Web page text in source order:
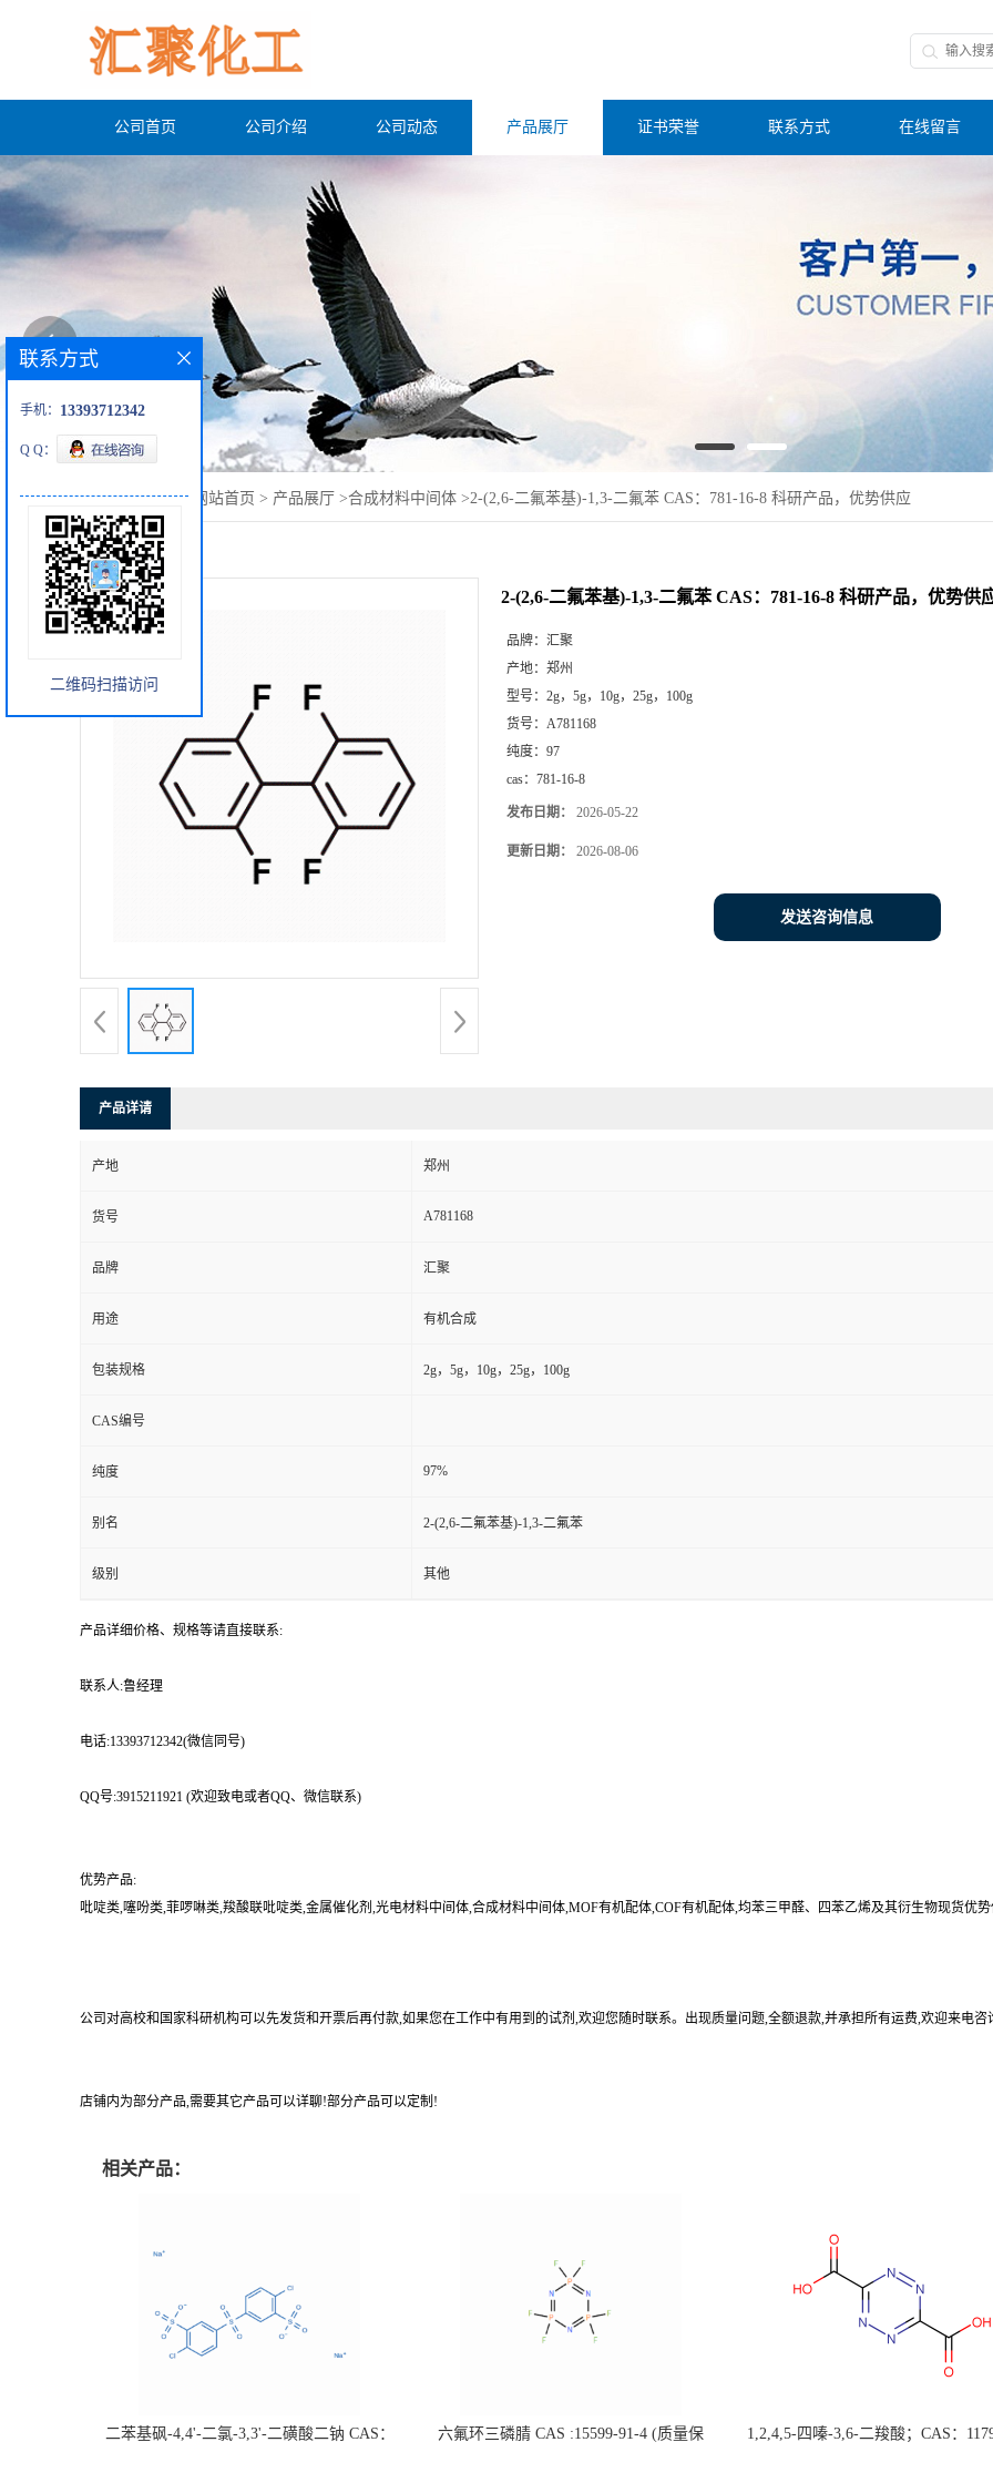
公司首页 公司介绍 公司动态 产品展厅 证书荣誉 联系方式 在线留言
您当前的位置： 网站首页 > 产品展厅 >合成材料中间体 >2-(2,6-二氟苯基)-1,3-二氟苯 CAS：781-16-8 科研产品，优势供应
2-(2,6-二氟苯基)-1,3-二氟苯 CAS：781-16-8 科研产品，优势供
品牌： 汇聚
产地： 郑州
型号： 2g，5g，10g，25g，100g
货号： A781168
纯度： 97
cas： 781-16-8
发布日期： 2026-05-22
更新日期： 2026-08-06
发送咨询信息
产品详请
产地 郑州
货号 A781168
品牌 汇聚
用途 有机合成
包装规格 2g，5g，10g，25g，100g
CAS编号
纯度 97%
别名 2-(2,6-二氟苯基)-1,3-二氟苯
级别 其他
产品详细价格、规格等请直接联系:
联系人:鲁经理
电话:13393712342(微信同号)
QQ号:3915211921 (欢迎致电或者QQ、微信联系)
优势产品:
吡啶类,噻吩类,菲啰啉类,羧酸联吡啶类,金属催化剂,光电材料中间体,合成材料中间体,MOF有机配体,COF有机配体,均苯三甲醛、四苯乙烯及其衍生物现货优
公司对高校和国家科研机构可以先发货和开票后再付款,如果您在工作中有用到的试剂,欢迎您随时联系。出现质量问题,全额退款,并承担所有运费,欢迎来电
店铺内为部分产品,需要其它产品可以详聊!部分产品可以定制!
相关产品：
二苯基砜-4,4'-二氯-3,3'-二磺酸二钠 CAS：
六氟环三磷腈 CAS :15599-91-4 (质量保
1,2,4,5-四嗪-3,6-二羧酸；CAS：
联系方式
手机： 13393712342
Q Q：
二维码扫描访问